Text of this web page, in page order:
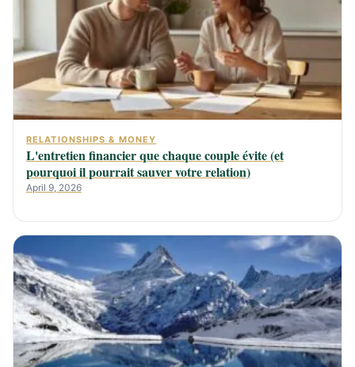
RELATIONSHIPS & MONEY
L'entretien financier que chaque couple évite (et
pourquoi il pourrait sauver votre relation)
April 9, 2026